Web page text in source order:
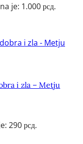
je: 1.000 рсд.
i zla – Metju
290 рсд.